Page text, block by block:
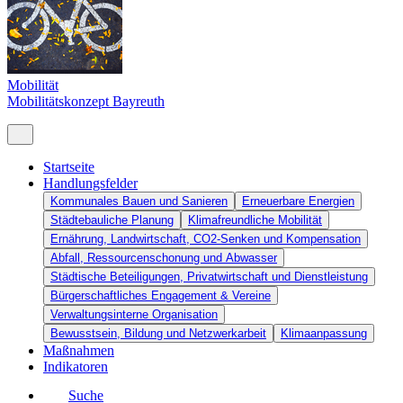
Mobilität
Mobilitätskonzept Bayreuth
Startseite
Handlungsfelder
Kommunales Bauen und Sanieren
Erneuerbare Energien
Städtebauliche Planung
Klimafreundliche Mobilität
Ernährung, Landwirtschaft, CO2-Senken und Kompensation
Abfall, Ressourcenschonung und Abwasser
Städtische Beteiligungen, Privatwirtschaft und Dienstleistung
Bürgerschaftliches Engagement & Vereine
Verwaltungsinterne Organisation
Bewusstsein, Bildung und Netzwerkarbeit
Klimaanpassung
Maßnahmen
Indikatoren
Suche